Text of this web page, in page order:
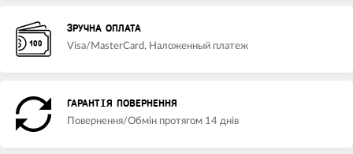
ЗРУЧНА ОПЛАТА
Visa/MasterCard, Наложенный платеж
ГАРАНТІЯ ПОВЕРНЕННЯ
Повернення/Обмін протягом 14 днів